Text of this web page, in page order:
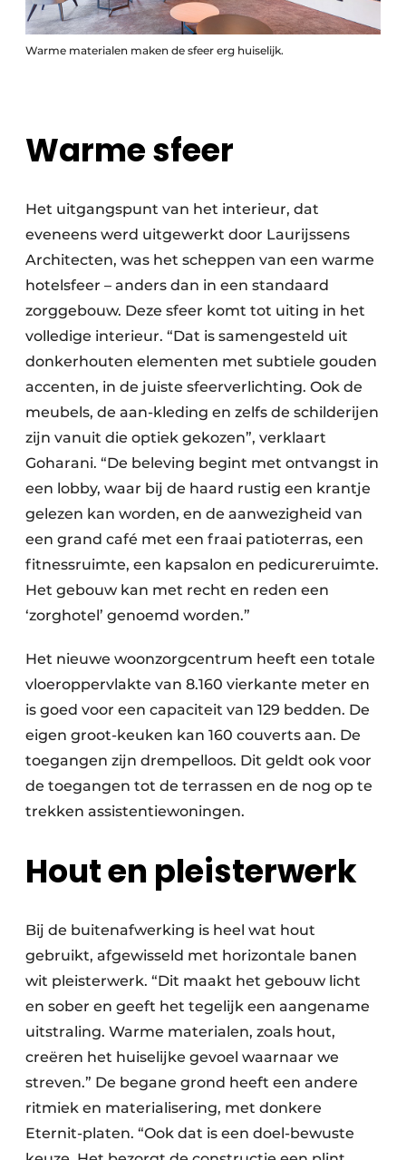
Warme materialen maken de sfeer erg huiselijk.
Warme sfeer
Het uitgangspunt van het interieur, dat
eveneens werd uitgewerkt door Laurijssens
Architecten, was het scheppen van een warme
hotelsfeer – anders dan in een standaard
zorggebouw. Deze sfeer komt tot uiting in het
volledige interieur. “Dat is samengesteld uit
donkerhouten elementen met subtiele gouden
accenten, in de juiste sfeerverlichting. Ook de
meubels, de aan-kleding en zelfs de schilderijen
zijn vanuit die optiek gekozen”, verklaart
Goharani. “De beleving begint met ontvangst in
een lobby, waar bij de haard rustig een krantje
gelezen kan worden, en de aanwezigheid van
een grand café met een fraai patioterras, een
fitnessruimte, een kapsalon en pedicureruimte.
Het gebouw kan met recht en reden een
‘zorghotel’ genoemd worden.”
Het nieuwe woonzorgcentrum heeft een totale
vloeroppervlakte van 8.160 vierkante meter en
is goed voor een capaciteit van 129 bedden. De
eigen groot-keuken kan 160 couverts aan. De
toegangen zijn drempelloos. Dit geldt ook voor
de toegangen tot de terrassen en de nog op te
trekken assistentiewoningen.
Hout en pleisterwerk
Bij de buitenafwerking is heel wat hout
gebruikt, afgewisseld met horizontale banen
wit pleisterwerk. “Dit maakt het gebouw licht
en sober en geeft het tegelijk een aangename
uitstraling. Warme materialen, zoals hout,
creëren het huiselijke gevoel waarnaar we
streven.” De begane grond heeft een andere
ritmiek en materialisering, met donkere
Eternit-platen. “Ook dat is een doel-bewuste